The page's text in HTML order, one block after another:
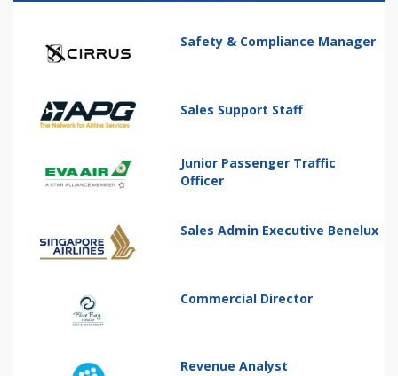
Safety & Compliance Manager
Sales Support Staff
Junior Passenger Traffic
Officer
Sales Admin Executive Benelux
Commercial Director
Revenue Analyst